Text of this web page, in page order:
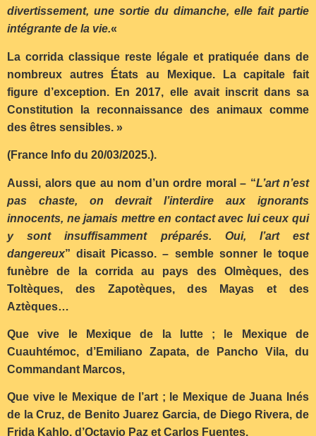
divertissement, une sortie du dimanche, elle fait partie
intégrante de la vie.«
La corrida classique reste légale et pratiquée dans de
nombreux autres États au Mexique. La capitale fait
figure d’exception. En 2017, elle avait inscrit dans sa
Constitution la reconnaissance des animaux comme
des êtres sensibles. »
(France Info du 20/03/2025.).
Aussi, alors que au nom d’un ordre moral – “L’art n’est
pas chaste, on devrait l’interdire aux ignorants
innocents, ne jamais mettre en contact avec lui ceux qui
y sont insuffisamment préparés. Oui, l’art est
dangereux” disait Picasso. – semble sonner le toque
funèbre de la corrida au pays des Olmèques, des
Toltèques, des Zapotèques, des Mayas et des
Aztèques…
Que vive le Mexique de la lutte ; le Mexique de
Cuauhtémoc, d’Emiliano Zapata, de Pancho Vila, du
Commandant Marcos,
Que vive le Mexique de l’art ; le Mexique de Juana Inés
de la Cruz, de Benito Juarez Garcia, de Diego Rivera, de
Frida Kahlo, d’Octavio Paz et Carlos Fuentes.